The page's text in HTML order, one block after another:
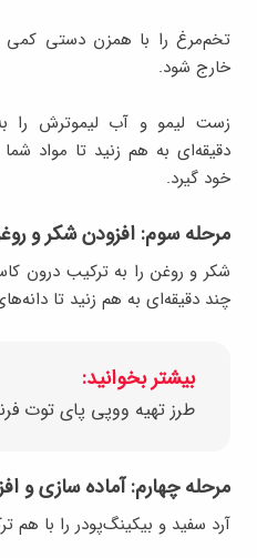
تخم‌مرغ را با همزن دستی کمی
خارج شود.
زست لیمو و آب لیموترش را
دقیقه‌ای به هم زنید تا مواد
خود گیرد.
مرحله سوم: افزودن شکر و
شکر و روغن را به ترکیب درون
چند دقیقه‌ای به هم زنید تا
بیشتر بخوانید:
طرز تهیه ووپی پای توت
مرحله چهارم: آماده سازی و
آرد سفید و بیکینگ‌پودر را با هم